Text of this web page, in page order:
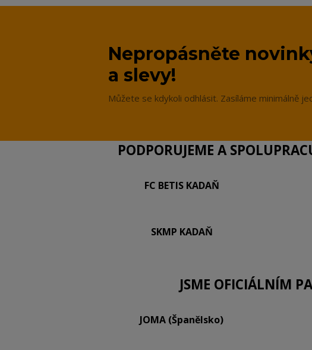
Nepropásněte
a slevy!
Můžete se kdykoli odhlásit. Zasíláme minimálně
PODPORUJEME A
FC BETIS KADAŇ
SKMP KADAŇ
JSME OFICIÁLNÍM
JOMA (Španělsko)